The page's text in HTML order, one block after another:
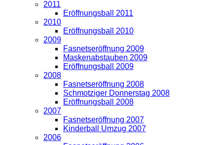
2011
Eröffnungsball 2011
2010
Eröffnungsball 2010
2009
Fasnetseröffnung 2009
Maskenabstauben 2009
Eröffnungsball 2009
2008
Fasnetseröffnung 2008
Schmotziger Donnerstag 2008
Eröffnungsball 2008
2007
Fasnetseröffnung 2007
Kinderball Umzug 2007
2006